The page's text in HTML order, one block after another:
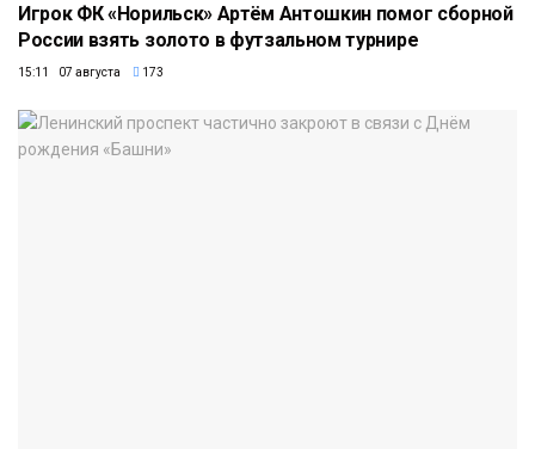
Игрок ФК «Норильск» Артём Антошкин помог сборной
России взять золото в футзальном турнире
15:11 07 августа 173